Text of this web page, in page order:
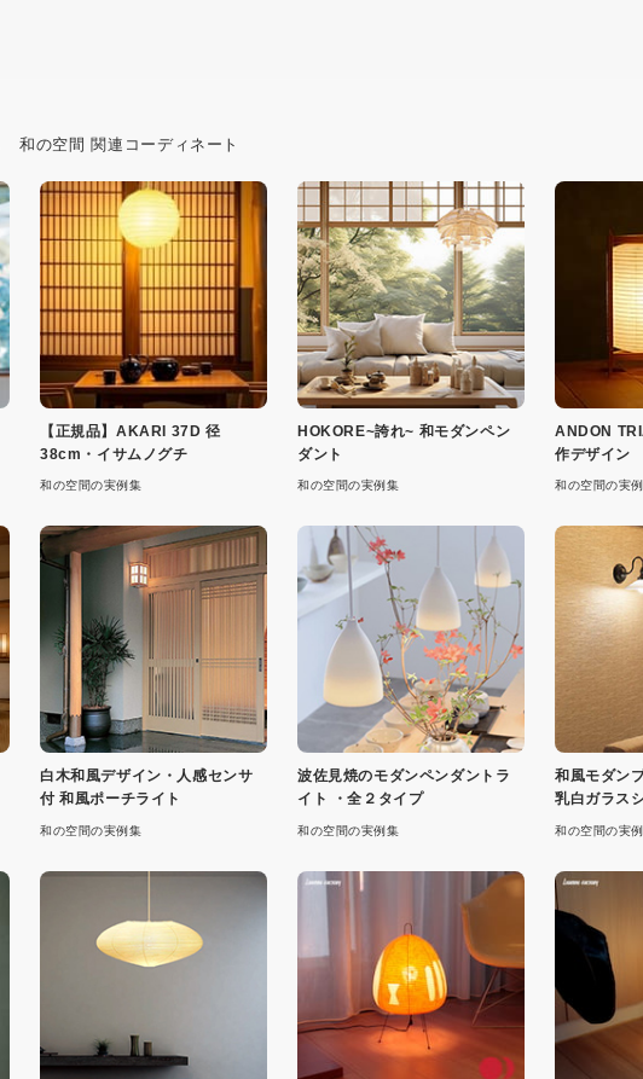
和の空間 関連コーディネート
【正規品】AKARI 37D 径
38cm・イサムノグチ
和の空間の実例集
HOKORE~誇れ~ 和モダンペン
ダント
和の空間の実例集
ANDON
作デザイン
和の空間の実
白木和風デザイン・人感センサ
付 和風ポーチライト
和の空間の実例集
波佐見焼のモダンペンダントラ
イト ・全２タイプ
和の空間の実例集
和風モダン
乳白ガラス
和の空間の実